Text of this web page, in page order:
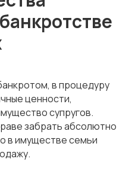
в процедуру
ценности,
супругов.
забрать абсолютно
в имуществе семьи